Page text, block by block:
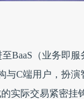
BaaS（业务即服
与C端用户，扮演
实际交易紧密挂